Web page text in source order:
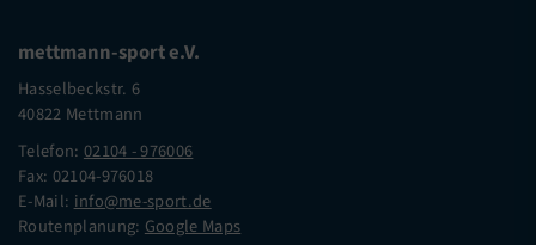
mettmann-sport e.V.
Hasselbeckstr. 6
40822 Mettmann
Telefon: 02104 - 976006
Fax: 02104-976018
E-Mail: info@me-sport.de
Routenplanung: Google Maps